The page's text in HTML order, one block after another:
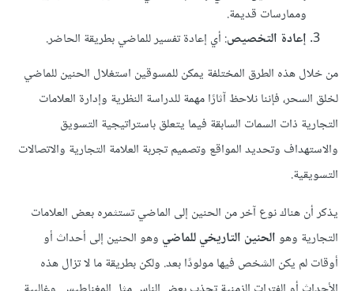
وممارسات قديمة.
إعادة التخصيص: أي إعادة تفسير للماضي بطريقة الحاضر.
من خلال هذه الطرق المختلفة يمكن للمسوقين استغلال الحنين للماضي
لخلق السحر، فإننا نلاحظ آثارًا مهمة للدراسة النظرية وإدارة العلامات
التجارية ذات السمات السابقة فيما يتعلق باستراتيجية التسويق
والاستهداف وتحديد المواقع وتصميم تجربة العلامة التجارية والاتصالات
التسويقية.
يذكر أن هناك نوع آخر من الحنين إلى الماضي تستثمره بعض العلامات
التجارية وهوالحنين التاريخي للماضي وهو الحنين إلى أحداث أو
أوقات لم يكن الشخص فيها مولودًا بعد. ولكن بطريقة ما لا تزال هذه